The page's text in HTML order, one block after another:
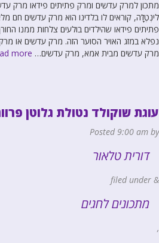
מתכון למרק עדשים ומרק פתיתים פידאו מרק
לינְטֶזָ’ה, קוראים לו בלדינו הוא מרק עדשים חם
פתיתים פידאו שהילדים בולעים צלחות ממנו
נפלא במזג האויר הסוער הזה. מרק עדשים או
מרק עדשים מבית אמא, מרק עדשים… more »
עוגת שוקולד נטולת גלוטן
Posted9:00 am by
דורית טלאור
&
מתכונים לחגים
,